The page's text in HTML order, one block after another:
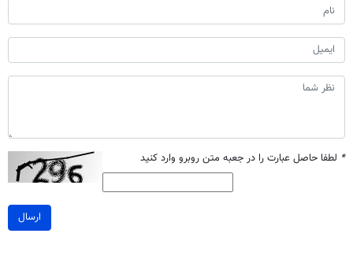
* لطفا حاصل عبارت را در جعبه متن روبرو وارد کنید
ارسال